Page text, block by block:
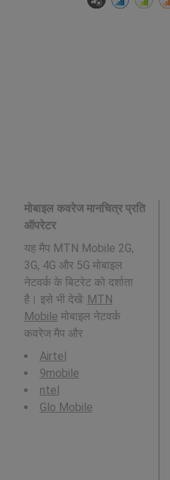
मोबाइल कवरेज मानचित्र प्रति
ऑपरेटर
यह मैप MTN Mobile 2G,
3G, 4G और 5G मोबाइल
नेटवर्क के बिटरेट को दर्शाता
है। इसे भी देखें: MTN
Mobile मोबाइल नेटवर्क
कवरेज मैप और
Airtel
9mobile
ntel
Glo Mobile